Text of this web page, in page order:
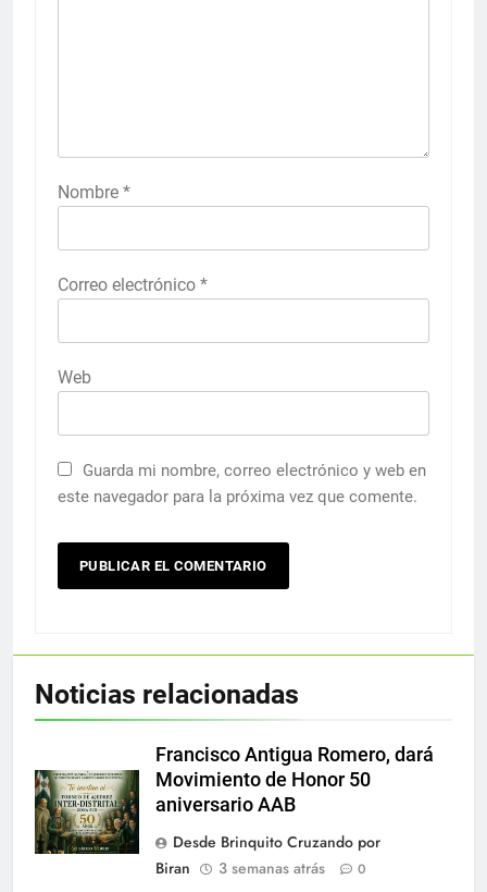
Nombre *
Correo electrónico *
Web
Guarda mi nombre, correo electrónico y web en
este navegador para la próxima vez que comente.
Noticias relacionadas
Francisco Antigua Romero, dará
Movimiento de Honor 50
aniversario AAB
Desde Brinquito Cruzando por
Biran
3 semanas atrás 0